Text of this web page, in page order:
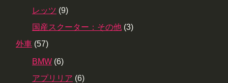
レッツ (9)
国産スクーター：その他 (3)
外車 (57)
BMW (6)
アプリリア (6)